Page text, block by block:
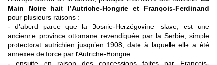
Main Noire hait l’Autriche-Hongrie et François-Ferdinand
pour plusieurs raisons :
- d’abord parce que la Bosnie-Herzégovine, slave, est une
ancienne province ottomane revendiquée par la Serbie, simple
protectorat autrichien jusqu’en 1908, date à laquelle elle a été
annexée de force par l’Autriche-Hongrie
- ensuite en raison des concessions faites par François-